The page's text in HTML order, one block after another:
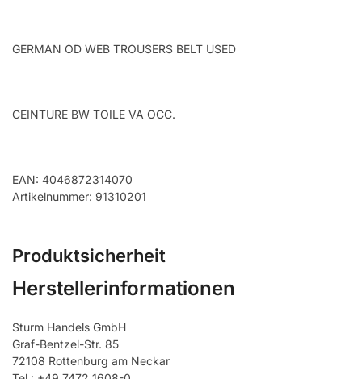
GERMAN OD WEB TROUSERS BELT USED
CEINTURE BW TOILE VA OCC.
EAN: 4046872314070
Artikelnummer: 91310201
Produktsicherheit
Herstellerinformationen
Sturm Handels GmbH
Graf-Bentzel-Str. 85
72108 Rottenburg am Neckar